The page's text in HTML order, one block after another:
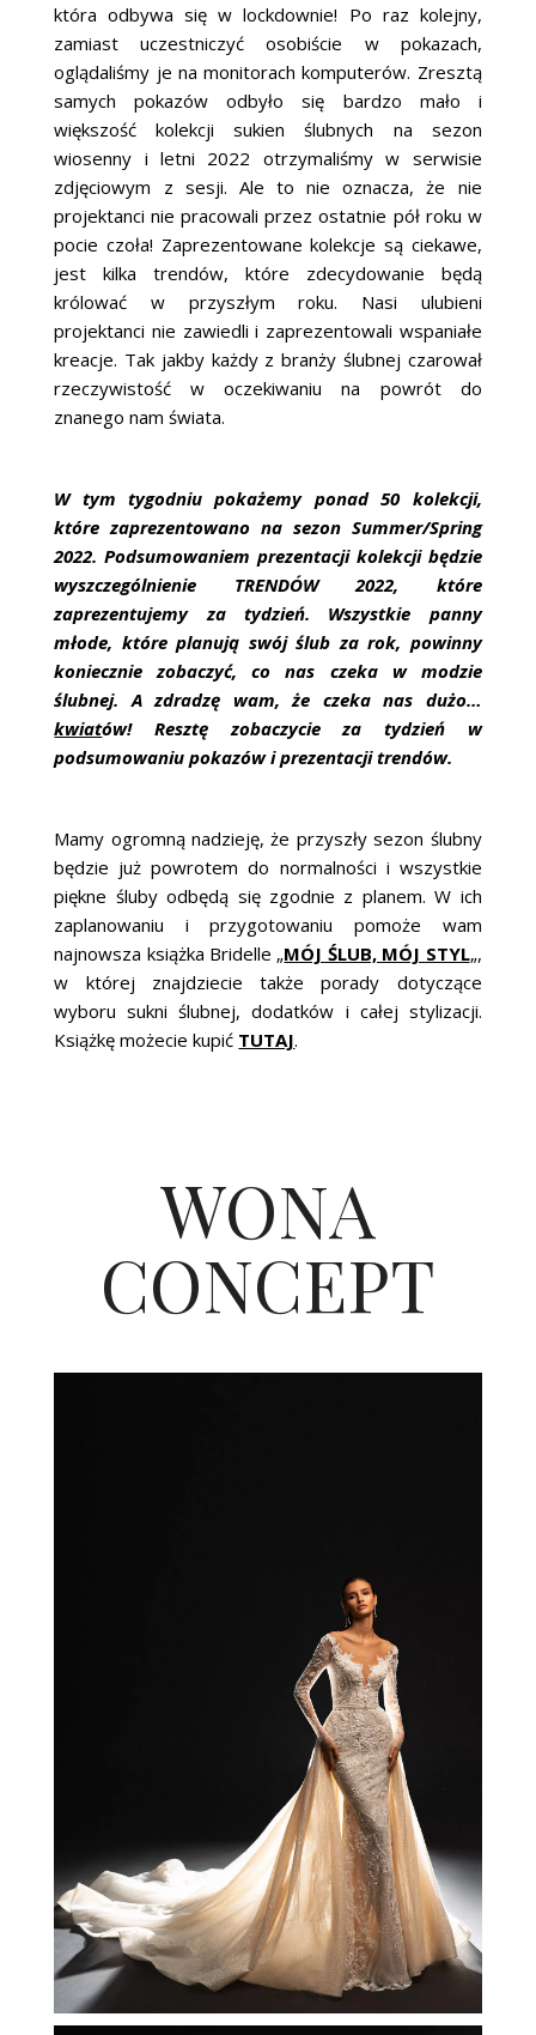
która odbywa się w lockdownie! Po raz kolejny,
zamiast uczestniczyć osobiście w pokazach,
oglądaliśmy je na monitorach komputerów. Zresztą
samych pokazów odbyło się bardzo mało i
większość kolekcji sukien ślubnych na sezon
wiosenny i letni 2022 otrzymaliśmy w serwisie
zdjęciowym z sesji. Ale to nie oznacza, że nie
projektanci nie pracowali przez ostatnie pół roku w
pocie czoła! Zaprezentowane kolekcje są ciekawe,
jest kilka trendów, które zdecydowanie będą
królować w przyszłym roku. Nasi ulubieni
projektanci nie zawiedli i zaprezentowali wspaniałe
kreacje. Tak jakby każdy z branży ślubnej czarował
rzeczywistość w oczekiwaniu na powrót do
znanego nam świata.
W tym tygodniu pokażemy ponad 50 kolekcji,
które zaprezentowano na sezon Summer/Spring
2022. Podsumowaniem prezentacji kolekcji będzie
wyszczególnienie TRENDÓW 2022, które
zaprezentujemy za tydzień. Wszystkie panny
młode, które planują swój ślub za rok, powinny
koniecznie zobaczyć, co nas czeka w modzie
ślubnej. A zdradzę wam, że czeka nas dużo…
kwiatów! Resztę zobaczycie za tydzień w
podsumowaniu pokazów i prezentacji trendów.
Mamy ogromną nadzieję, że przyszły sezon ślubny
będzie już powrotem do normalności i wszystkie
piękne śluby odbędą się zgodnie z planem. W ich
zaplanowaniu i przygotowaniu pomoże wam
najnowsza książka Bridelle „MÓJ ŚLUB, MÓJ STYL„,
w której znajdziecie także porady dotyczące
wyboru sukni ślubnej, dodatków i całej stylizacji.
Książkę możecie kupić TUTAJ.
WONA
CONCEPT